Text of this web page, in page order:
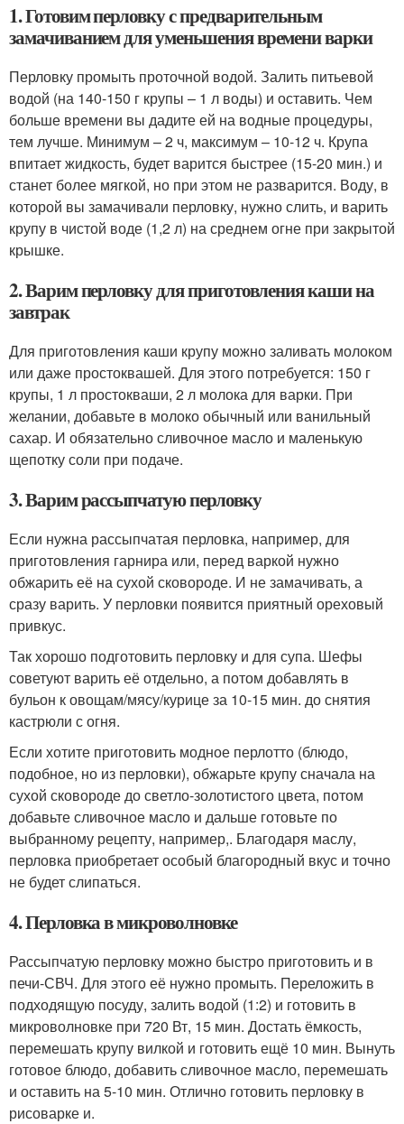
1. Готовим перловку с предварительным
замачиванием для уменьшения времени варки
Перловку промыть проточной водой. Залить питьевой
водой (на 140-150 г крупы – 1 л воды) и оставить. Чем
больше времени вы дадите ей на водные процедуры,
тем лучше. Минимум – 2 ч, максимум – 10-12 ч. Крупа
впитает жидкость, будет варится быстрее (15-20 мин.) и
станет более мягкой, но при этом не разварится. Воду, в
которой вы замачивали перловку, нужно слить, и варить
крупу в чистой воде (1,2 л) на среднем огне при закрытой
крышке.
2. Варим перловку для приготовления каши на
завтрак
Для приготовления каши крупу можно заливать молоком
или даже простоквашей. Для этого потребуется: 150 г
крупы, 1 л простокваши, 2 л молока для варки. При
желании, добавьте в молоко обычный или ванильный
сахар. И обязательно сливочное масло и маленькую
щепотку соли при подаче.
3. Варим рассыпчатую перловку
Если нужна рассыпчатая перловка, например, для
приготовления гарнира или, перед варкой нужно
обжарить её на сухой сковороде. И не замачивать, а
сразу варить. У перловки появится приятный ореховый
привкус.
Так хорошо подготовить перловку и для супа. Шефы
советуют варить её отдельно, а потом добавлять в
бульон к овощам/мясу/курице за 10-15 мин. до снятия
кастрюли с огня.
Если хотите приготовить модное перлотто (блюдо,
подобное, но из перловки), обжарьте крупу сначала на
сухой сковороде до светло-золотистого цвета, потом
добавьте сливочное масло и дальше готовьте по
выбранному рецепту, например,. Благодаря маслу,
перловка приобретает особый благородный вкус и точно
не будет слипаться.
4. Перловка в микроволновке
Рассыпчатую перловку можно быстро приготовить и в
печи-СВЧ. Для этого её нужно промыть. Переложить в
подходящую посуду, залить водой (1:2) и готовить в
микроволновке при 720 Вт, 15 мин. Достать ёмкость,
перемешать крупу вилкой и готовить ещё 10 мин. Вынуть
готовое блюдо, добавить сливочное масло, перемешать
и оставить на 5-10 мин. Отлично готовить перловку в
рисоварке и.